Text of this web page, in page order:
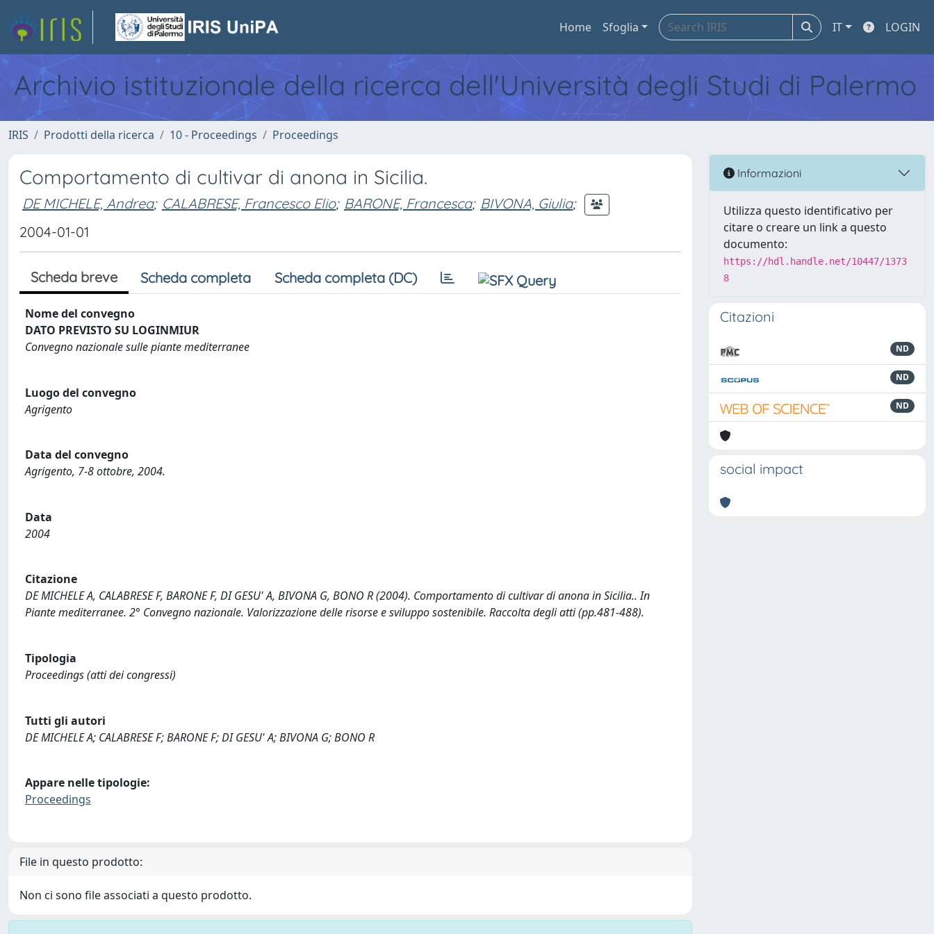
Home Sfoglia IT LOGIN
Archivio istituzionale della ricerca dell'Università degli Studi di Palermo
IRIS Prodotti della ricerca 10 - Proceedings Proceedings
Comportamento di cultivar di anona in Sicilia.
DE MICHELE, Andrea; CALABRESE, Francesco Elio; BARONE, Francesca; BIVONA, Giulia;
2004-01-01
Scheda breve Scheda completa Scheda completa (DC)
Nome del convegno
DATO PREVISTO SU LOGINMIUR
Convegno nazionale sulle piante mediterranee
Luogo del convegno
Agrigento
Data del convegno
Agrigento, 7-8 ottobre, 2004.
Data
2004
Citazione
DE MICHELE A, CALABRESE F, BARONE F, DI GESU' A, BIVONA G, BONO R (2004). Comportamento di cultivar di anona in Sicilia.. In
Piante mediterranee. 2° Convegno nazionale. Valorizzazione delle risorse e sviluppo sostenibile. Raccolta degli atti (pp.481-488).
Tipologia
Proceedings (atti dei congressi)
Tutti gli autori
DE MICHELE A; CALABRESE F; BARONE F; DI GESU' A; BIVONA G; BONO R
Appare nelle tipologie:
Proceedings
File in questo prodotto:
Non ci sono file associati a questo prodotto.
Informazioni
Utilizza questo identificativo per
citare o creare un link a questo
documento:
https://hdl.handle.net/10447/1373
8
Citazioni
ND
ND
ND
social impact